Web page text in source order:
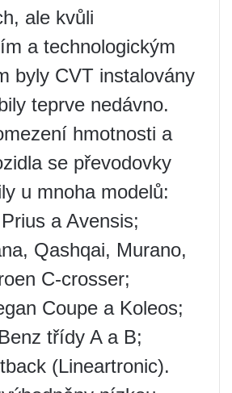
ale kvůli
a technologickým
byly CVT instalovány
teprve nedávno.
hmotnosti a
se převodovky
u mnoha modelů:
a Avensis;
Qashqai, Murano,
C-crosser;
Coupe a Koleos;
třídy A a B;
(Lineartronic).